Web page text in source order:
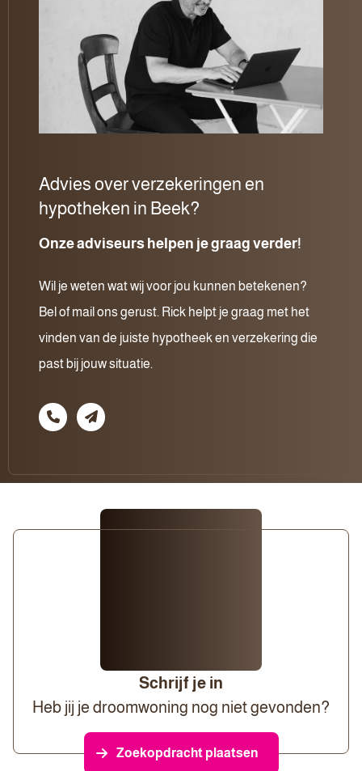
Advies over verzekeringen en
hypotheken in Beek?
Onze adviseurs helpen je graag verder!
Wil je weten wat wij voor jou kunnen betekenen?
Bel of mail ons gerust. Rick helpt je graag met het
vinden van de juiste hypotheek en verzekering die
past bij jouw situatie.
Schrijf je in
Heb jij je droomwoning nog niet gevonden?
Zoekopdracht plaatsen